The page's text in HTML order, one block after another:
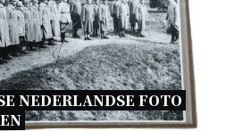
NEDERLANDSE FOTO